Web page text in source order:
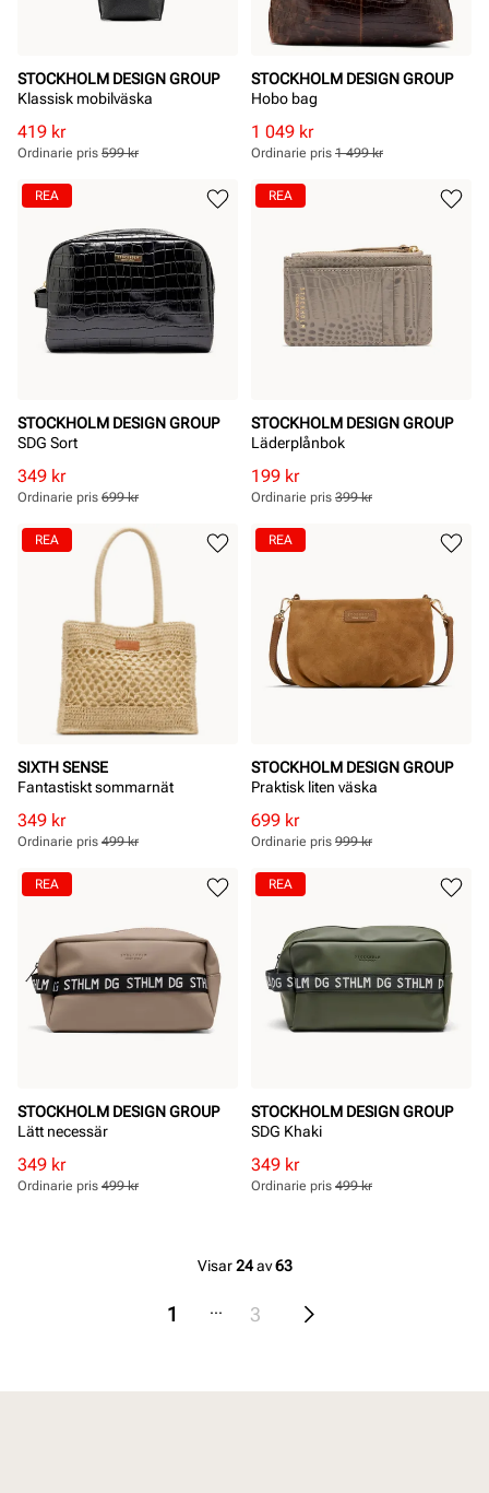
STOCKHOLM DESIGN GROUP
Klassisk mobilväska
Rabatterat
pris
Pris
419 kr
Ordinarie
pris
Pris
Ordinarie pris 599 kr
STOCKHOLM DESIGN GROUP
Hobo bag
Rabatterat
pris
Pris
1 049 kr
Ordinarie
pris
Pris
Ordinarie pris 1 499 kr
STOCKHOLM DESIGN GROUP
SDG Sort
Rabatterat
pris
Pris
349 kr
Ordinarie
pris
Pris
Ordinarie pris 699 kr
REA
STOCKHOLM DESIGN GROUP
Läderplånbok
Rabatterat
pris
Pris
199 kr
Ordinarie
pris
Pris
Ordinarie pris 399 kr
REA
SIXTH SENSE
Fantastiskt sommarnät
Rabatterat
pris
Pris
349 kr
Ordinarie
pris
Pris
Ordinarie pris 499 kr
REA
STOCKHOLM DESIGN GROUP
Praktisk liten väska
Rabatterat
pris
Pris
699 kr
Ordinarie
pris
Pris
Ordinarie pris 999 kr
REA
STOCKHOLM DESIGN GROUP
Lätt necessär
Rabatterat
pris
349 kr
Ordinarie
pris
Ordinarie pris 499 kr
REA
STOCKHOLM DESIGN GROUP
SDG Khaki
Rabatterat
pris
349 kr
Ordinarie
pris
Ordinarie pris 499 kr
REA
Visar24av63
1 ... 3